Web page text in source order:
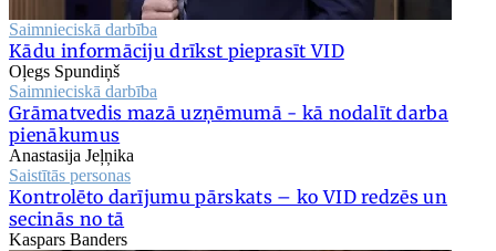
Saimnieciskā darbība
Kādu informāciju drīkst pieprasīt VID
Oļegs Spundiņš
Saimnieciskā darbība
Grāmatvedis mazā uzņēmumā - kā nodalīt darba
pienākumus
Anastasija Jeļņika
Saistītās personas
Kontrolēto darījumu pārskats – ko VID redzēs un
secinās no tā
Kaspars Banders